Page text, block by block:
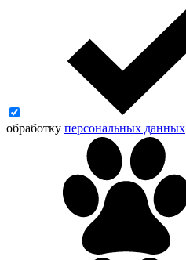
обработку персональных данных